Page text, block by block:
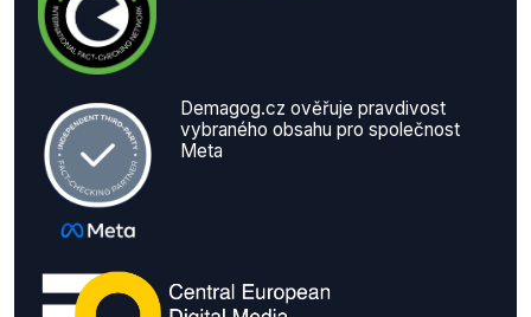
Demagog.cz ověřuje pravdivost
vybraného obsahu pro společnost
Meta